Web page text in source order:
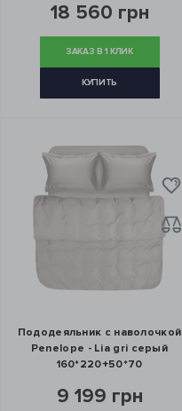
18 560 грн
ЗАКАЗ В 1 КЛИК
КУПИТЬ
Пододеяльник с наволочкой
Penelope - Lia gri серый
160*220+50*70
9 199 грн